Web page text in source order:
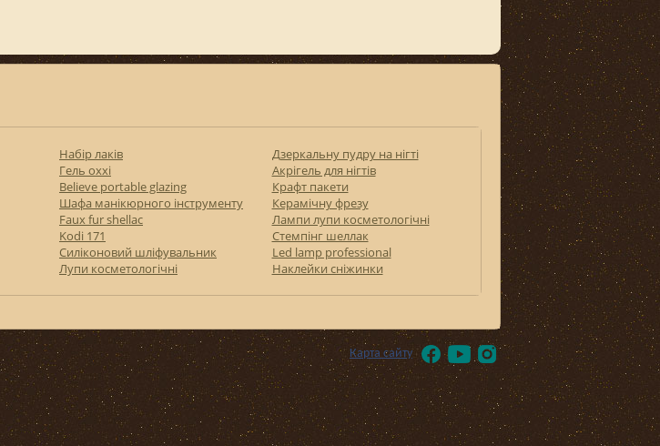
Набір лаків
Гель oxxi
Believe portable glazing
Шафа манікюрного інструменту
Faux fur shellac
Kodi 171
Силіконовий шліфувальник
Лупи косметологічні
Дзеркальну пудру на нігті
Акрігель для нігтів
Крафт пакети
Керамічну фрезу
Лампи лупи косметологічні
Стемпінг шеллак
Led lamp professional
Наклейки сніжинки
Карта сайту